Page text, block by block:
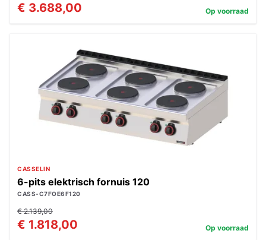
€ 3.688,00 Op voorraad
CASSELIN
6-pits elektrisch fornuis 120
CASS-C7FOE6F120
€ 2.139,00
€ 1.818,00 Op voorraad